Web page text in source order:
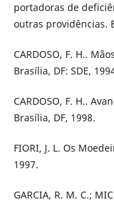
portadoras de
outras providências.
CARDOSO, F. H..
Brasília, DF: SDE,
CARDOSO, F. H..
Brasília, DF, 1998.
FIORI, J. L. Os
1997.
GARCIA, R. M. C.;